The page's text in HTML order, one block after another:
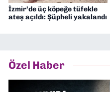
İzmir’de üç köpeğe tüfekle
ateş açıldı: Şüpheli yakalandı
Özel Haber